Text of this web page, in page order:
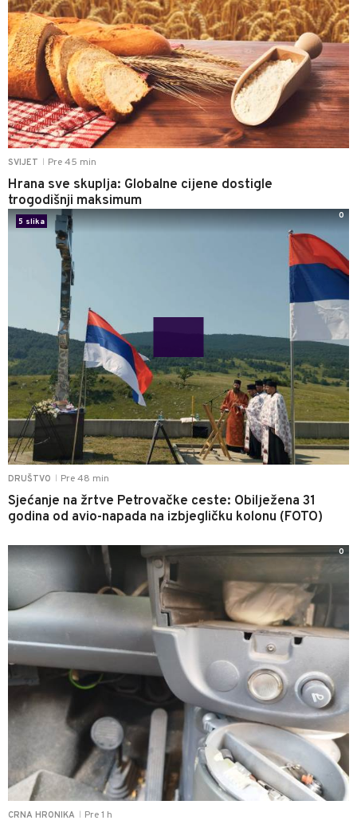
SVIJET Pre 45 min
Hrana sve skuplja: Globalne cijene dostigle
trogodišnji maksimum
DRUŠTVO Pre 48 min
Sjećanje na žrtve Petrovačke ceste: Obilježena 31
godina od avio-napada na izbjegličku kolonu (FOTO)
5 slika
0
CRNA HRONIKA Pre 1 h
0